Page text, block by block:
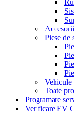
Piese de
Vehicule
Toate
Programare
Verificare EV